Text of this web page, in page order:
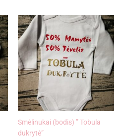
Smėlinukai (bodis) ” Tobula
dukrytė”